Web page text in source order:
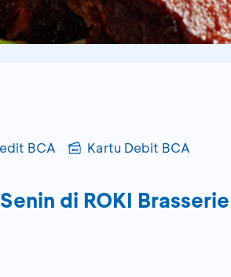
BCA Kartu Debit BCA
di ROKI Brasserie